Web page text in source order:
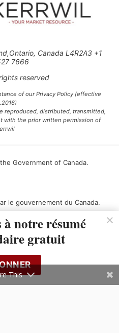
Canada L4R2A3 +1
7666
reserved
of our Privacy Policy (effective
reproduced, distributed, transmitted,
with the prior written permission of
Government of Canada.
le gouvernement du Canada.
notre résumé
gratuit
This